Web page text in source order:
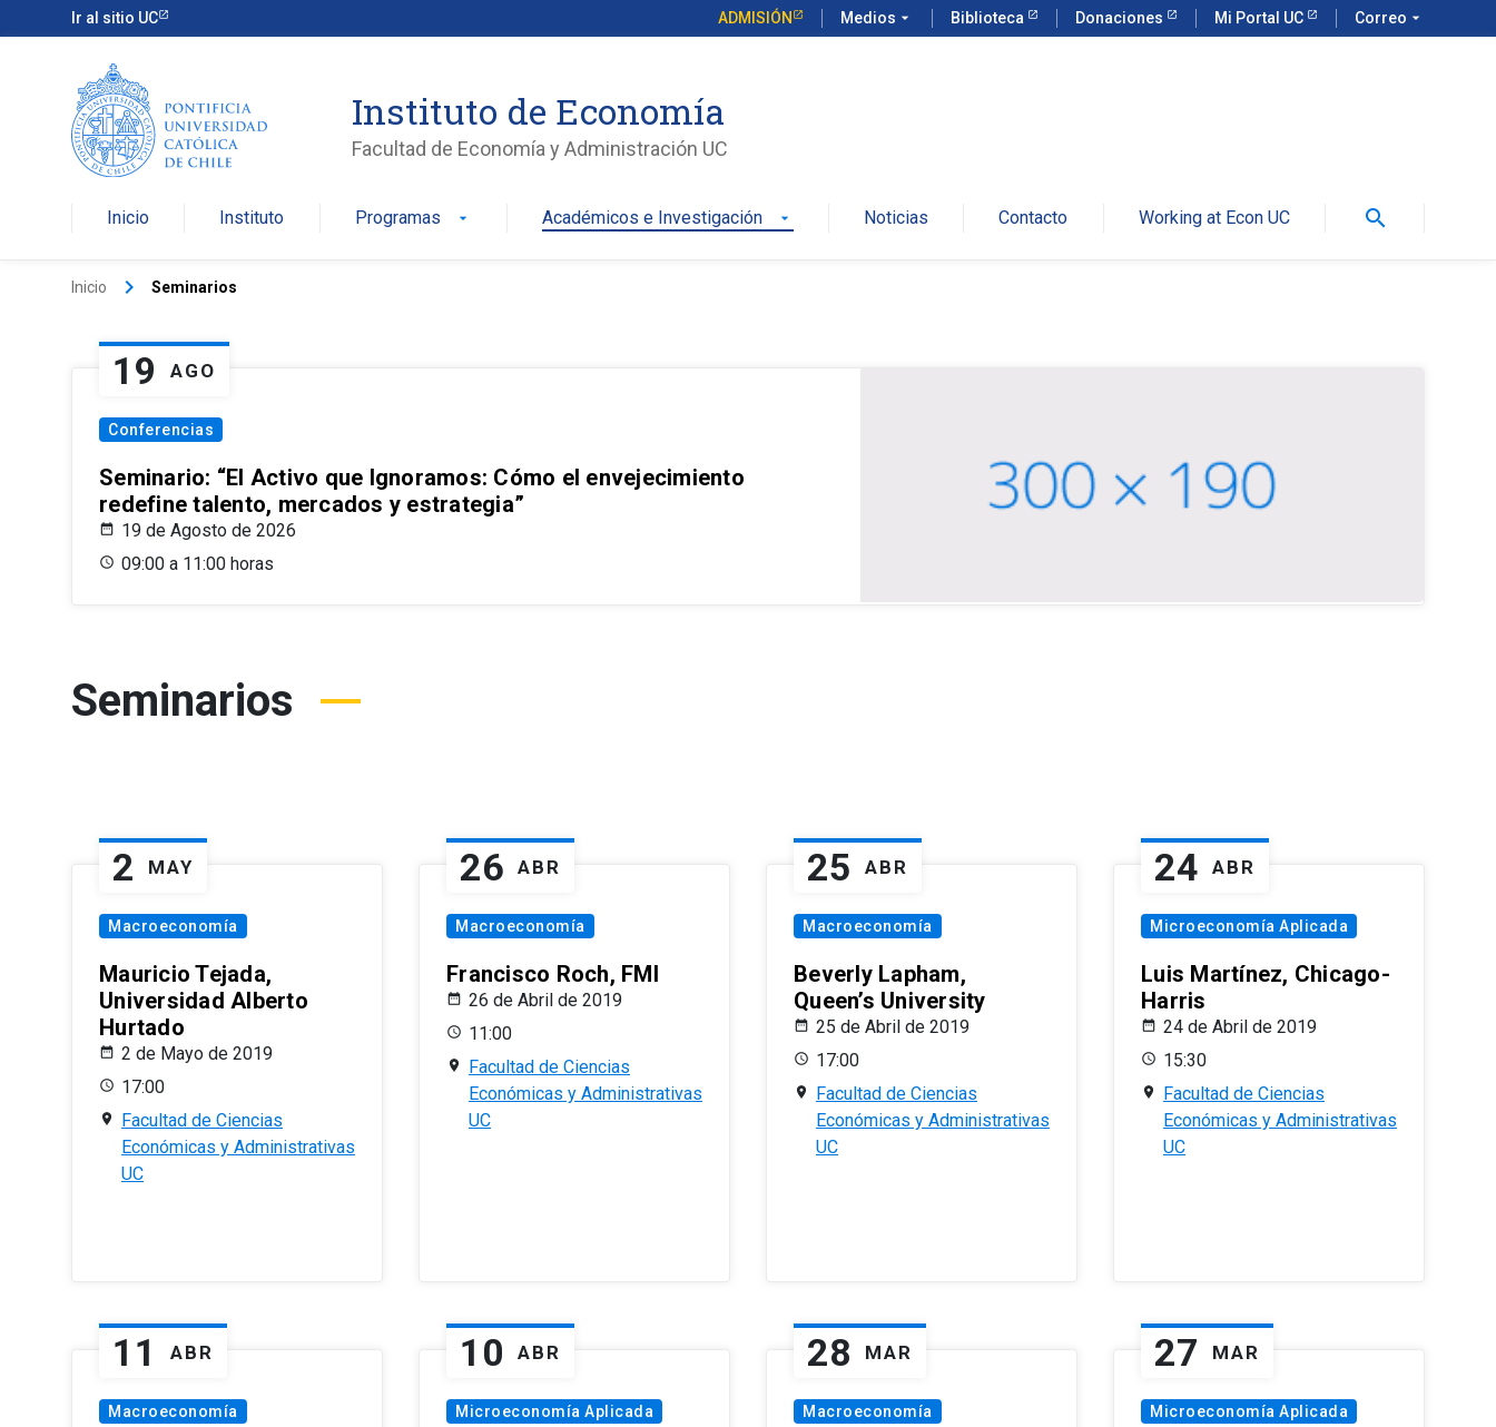
Ir al sitio UC ADMISIÓN Medios arrow_drop_down Biblioteca Donaciones Mi Portal UC Correo arrow_drop_down
Instituto de Economía
Facultad de Economía y Administración UC
Inicio Instituto Programas arrow_drop_down Académicos e Investigación arrow_drop_down Noticias Contacto Working at Econ UC search
Inicio keyboard_arrow_right Seminarios
19 AGO
Conferencias
Seminario: “El Activo que Ignoramos: Cómo el envejecimiento
redefine talento, mercados y estrategia”
19 de Agosto de 2026
09:00 a 11:00 horas
Seminarios
2 MAY
Macroeconomía
Mauricio Tejada,
Universidad Alberto
Hurtado
2 de Mayo de 2019
17:00
Facultad de Ciencias
Económicas y Administrativas
UC
26 ABR
Macroeconomía
Francisco Roch, FMI
26 de Abril de 2019
11:00
Facultad de Ciencias
Económicas y Administrativas
UC
25 ABR
Macroeconomía
Beverly Lapham,
Queen’s University
25 de Abril de 2019
17:00
Facultad de Ciencias
Económicas y Administrativas
UC
24 ABR
Microeconomía Aplicada
Luis Martínez, Chicago-
Harris
24 de Abril de 2019
15:30
Facultad de Ciencias
Económicas y Administrativas
UC
11 ABR
Macroeconomía
10 ABR
Microeconomía Aplicada
28 MAR
Macroeconomía
27 MAR
Microeconomía Aplicada